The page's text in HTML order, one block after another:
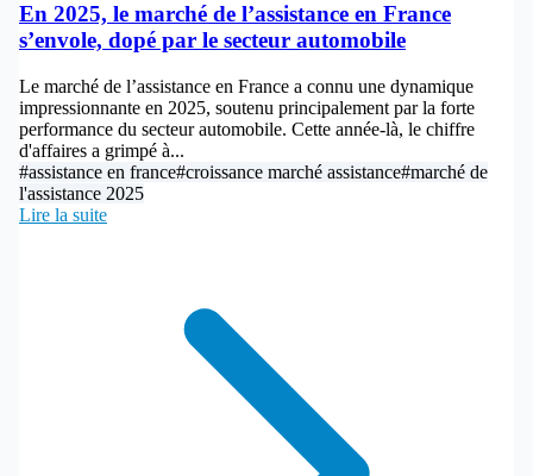
En 2025, le marché de l’assistance en France
s’envole, dopé par le secteur automobile
Le marché de l’assistance en France a connu une dynamique
impressionnante en 2025, soutenu principalement par la forte
performance du secteur automobile. Cette année-là, le chiffre
d'affaires a grimpé à...
#assistance en france#croissance marché assistance#marché de
l'assistance 2025
Lire la suite